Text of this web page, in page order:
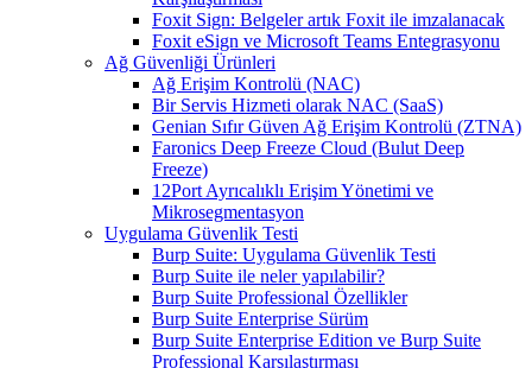
Foxit Sign: Belgeler artık Foxit ile imzalanacak
Foxit eSign ve Microsoft Teams Entegrasyonu
Ağ Güvenliği Ürünleri
Ağ Erişim Kontrolü (NAC)
Bir Servis Hizmeti olarak NAC (SaaS)
Genian Sıfır Güven Ağ Erişim Kontrolü (ZTNA)
Faronics Deep Freeze Cloud (Bulut Deep
Freeze)
12Port Ayrıcalıklı Erişim Yönetimi ve
Mikrosegmentasyon
Uygulama Güvenlik Testi
Burp Suite: Uygulama Güvenlik Testi
Burp Suite ile neler yapılabilir?
Burp Suite Professional Özellikler
Burp Suite Enterprise Sürüm
Burp Suite Enterprise Edition ve Burp Suite
Professional Karşılaştırması